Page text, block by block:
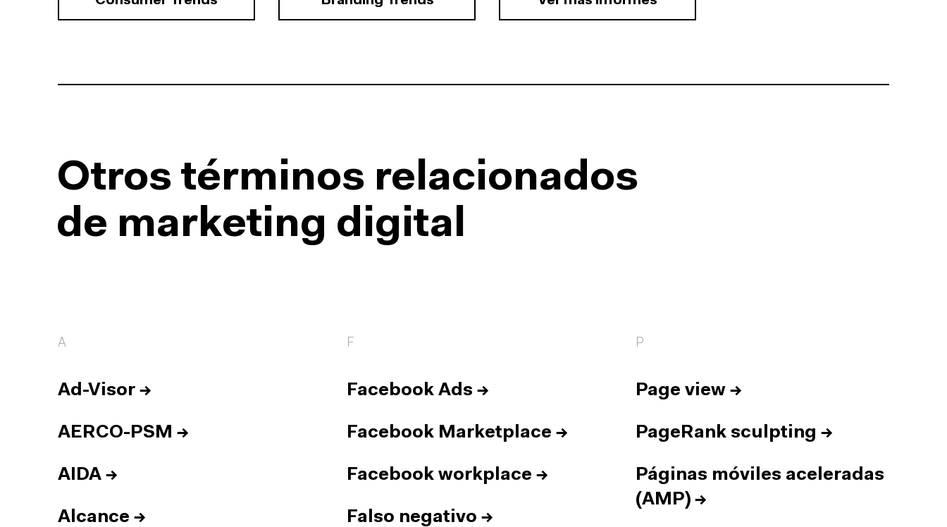
Otros términos relacionados
de marketing digital
A
Ad-Visor →
AERCO-PSM →
AIDA →
Alcance →
F
Facebook Ads →
Facebook Marketplace →
Facebook workplace →
Falso negativo →
P
Page view →
PageRank sculpting →
Páginas móviles aceleradas
(AMP) →